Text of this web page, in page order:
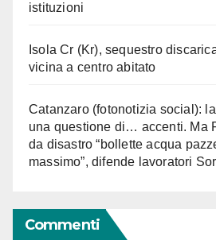
istituzioni
Isola Cr (Kr), sequestro
vicina a centro abitato
Catanzaro (fotonotizia social):
una questione di… accenti. Ma
da disastro “bollette acqua
massimo”, difende lavoratori
Commenti